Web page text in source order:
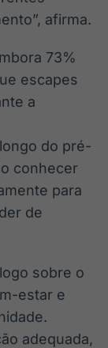
afirma.
73%
escapes
a
do pré-
conhecer
para
de
sobre o
estar e
adequada,